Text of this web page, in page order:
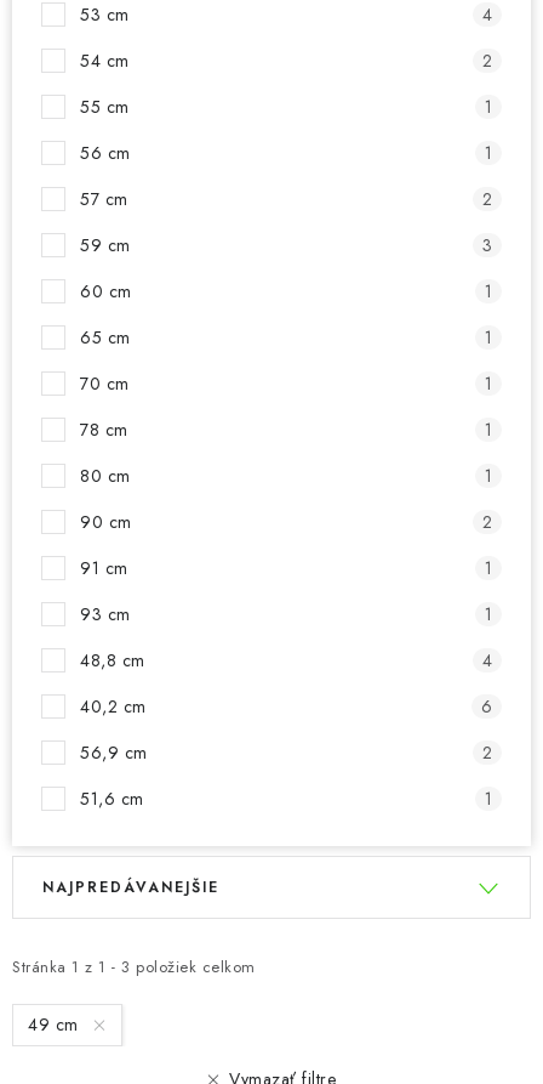
53 cm
4
54 cm
2
55 cm
1
56 cm
1
57 cm
2
59 cm
3
60 cm
1
65 cm
1
70 cm
1
78 cm
1
80 cm
1
90 cm
2
91 cm
1
93 cm
1
48,8 cm
4
40,2 cm
6
56,9 cm
2
51,6 cm
1
V
i
s
p
Stránka 1 z 1 - 3 položiek celkom
R
e
n
i
NAJPREDÁVANEJŠIE
49 cm
Vymazať filtre